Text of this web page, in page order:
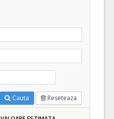
Cauta Reseteaza